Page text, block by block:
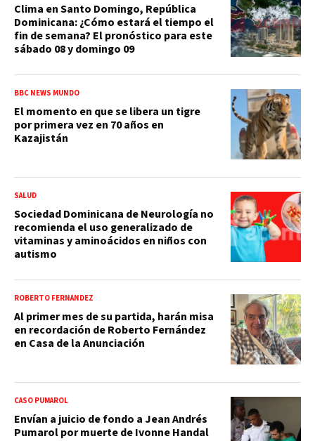
Clima en Santo Domingo, República
Dominicana: ¿Cómo estará el tiempo el
fin de semana? El pronóstico para este
sábado 08 y domingo 09
BBC NEWS MUNDO
El momento en que se libera un tigre
por primera vez en 70 años en
Kazajistán
SALUD
Sociedad Dominicana de Neurología no
recomienda el uso generalizado de
vitaminas y aminoácidos en niños con
autismo
ROBERTO FERNÁNDEZ
Al primer mes de su partida, harán misa
en recordación de Roberto Fernández
en Casa de la Anunciación
CASO PUMAROL
Envían a juicio de fondo a Jean Andrés
Pumarol por muerte de Ivonne Handal